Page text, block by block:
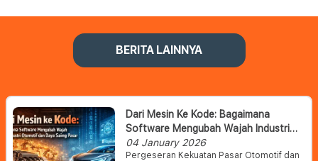
BERITA LAINNYA
Dari Mesin Ke Kode: Bagaimana
Software Mengubah Wajah Industri
Otomotif Dan Daya Saing Pasar
04 January 2026
Pergeseran Kekuatan Pasar Otomotif dan